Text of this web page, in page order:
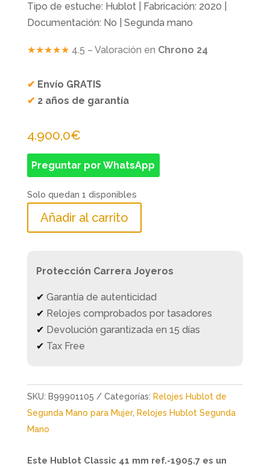
Tipo de estuche: Hublot | Fabricación: 2020 |
Documentación: No | Segunda mano
★★★★★ 4.5 – Valoración en Chrono 24
✔ Envío GRATIS
✔ 2 años de garantía
4.900,0€
Preguntar por WhatsApp
Solo quedan 1 disponibles
Añadir al carrito
Protección Carrera Joyeros
✔ Garantía de autenticidad
✔ Relojes comprobados por tasadores
✔ Devolución garantizada en 15 días
✔ Tax Free
SKU: B99901105 Categorías: Relojes Hublot de
Segunda Mano para Mujer, Relojes Hublot Segunda
Mano
Este Hublot Classic 41 mm ref.-1905.7 es un